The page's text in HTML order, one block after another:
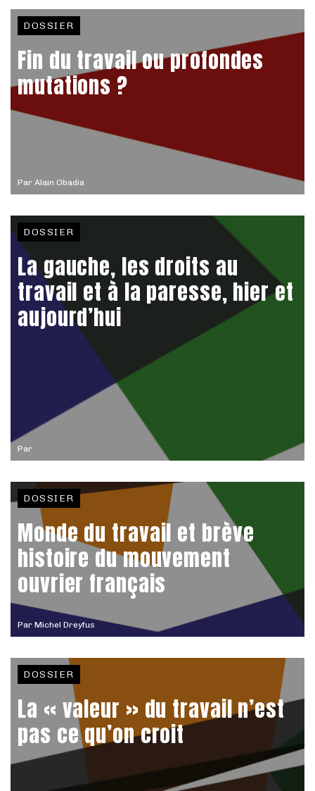
Par Alain Obadia
DOSSIER
Fin du travail ou profondes
mutations ?
Par
DOSSIER
La gauche, les droits au
travail et à la paresse, hier et
aujourd’hui
Par Michel Dreyfus
DOSSIER
Monde du travail et brève
histoire du mouvement
ouvrier français
DOSSIER
La « valeur » du travail n’est
pas ce qu’on croit